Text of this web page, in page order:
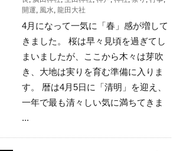
開運, 風水, 龍田大社
4月になって一気に「春」感が増して
きました。 桜は早々見頃を過ぎてし
まいましたが、ここから木々は芽吹
き、大地は実りを育む準備に入りま
す。 暦は4月5日に「清明」を迎え、
一年で最も清々しい気に満ちてきま
...